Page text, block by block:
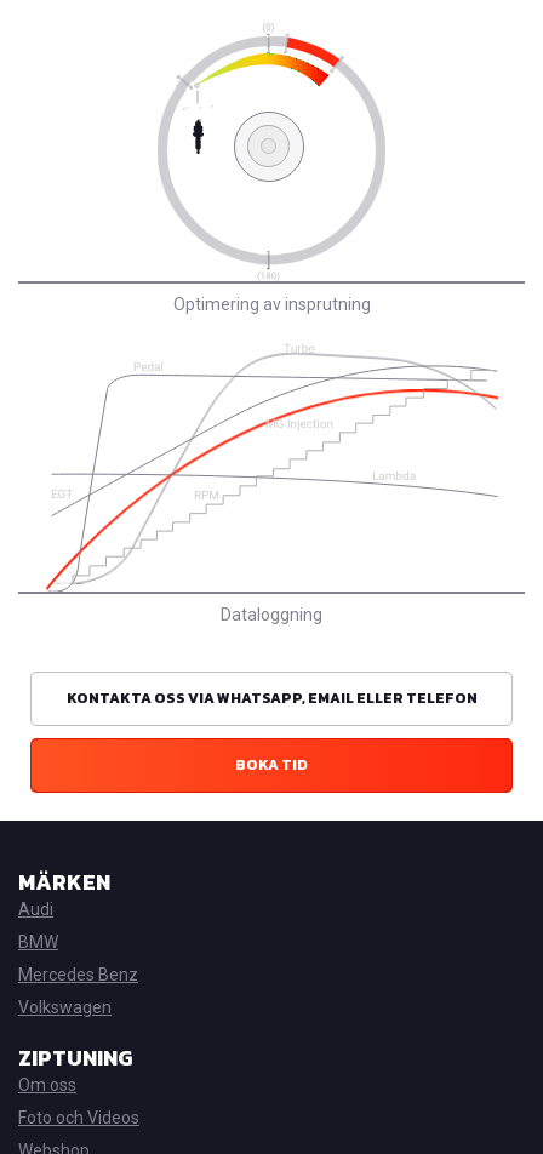
Optimering av insprutning
Dataloggning
KONTAKTA OSS VIA WHATSAPP, EMAIL ELLER TELEFON
BOKA TID
MÄRKEN
Audi
BMW
Mercedes Benz
Volkswagen
ZIPTUNING
Om oss
Foto och Videos